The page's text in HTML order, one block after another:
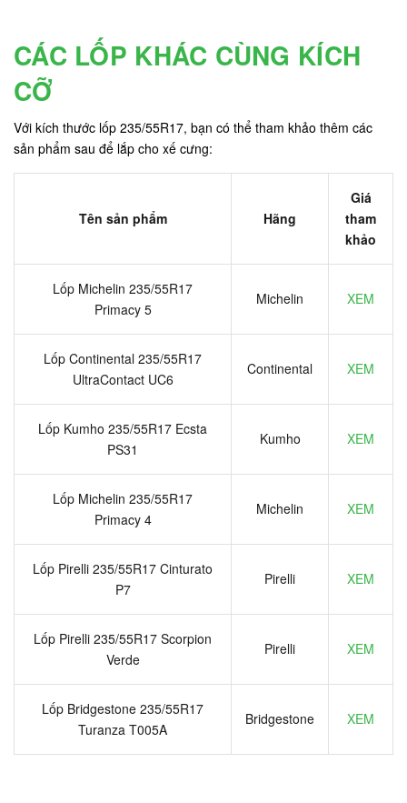
CÁC LỐP KHÁC CÙNG KÍCH
CỠ
Với kích thước lốp 235/55R17, bạn có thể tham khảo thêm các
sản phẩm sau để lắp cho xế cưng:
Tên sản phẩm Hãng
Giá
tham
khảo
Lốp Michelin 235/55R17
Primacy 5
Michelin XEM
Lốp Continental 235/55R17
UltraContact UC6
Continental XEM
Lốp Kumho 235/55R17 Ecsta
PS31
Kumho XEM
Lốp Michelin 235/55R17
Primacy 4
Michelin XEM
Lốp Pirelli 235/55R17 Cinturato
P7
Pirelli XEM
Lốp Pirelli 235/55R17 Scorpion
Verde
Pirelli XEM
Lốp Bridgestone 235/55R17
Turanza T005A
Bridgestone XEM